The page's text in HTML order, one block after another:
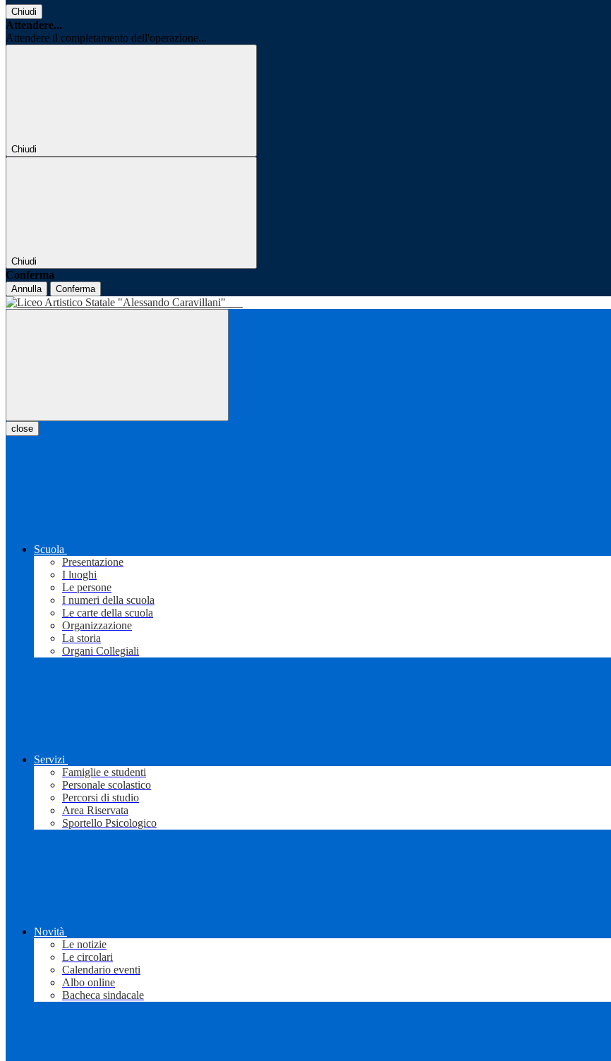
Chiudi
Attendere...
Attendere il completamento dell'operazione...
Chiudi
Chiudi
Conferma
Annulla Conferma
close
Scuola
Presentazione
I luoghi
Le persone
I numeri della scuola
Le carte della scuola
Organizzazione
La storia
Organi Collegiali
Servizi
Famiglie e studenti
Personale scolastico
Percorsi di studio
Area Riservata
Sportello Psicologico
Novità
Le notizie
Le circolari
Calendario eventi
Albo online
Bacheca sindacale